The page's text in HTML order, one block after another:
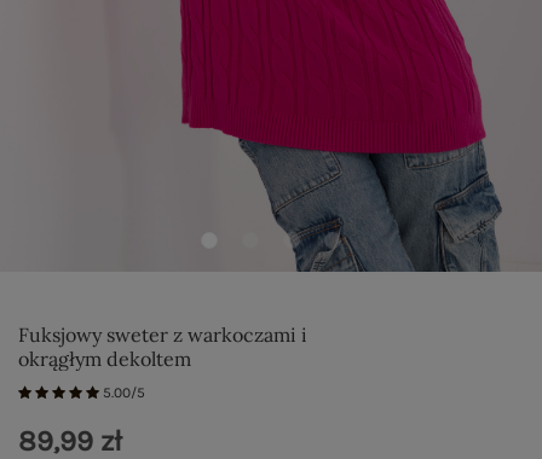
Fuksjowy sweter z warkoczami i
okrągłym dekoltem
5.00/5
89,99 zł